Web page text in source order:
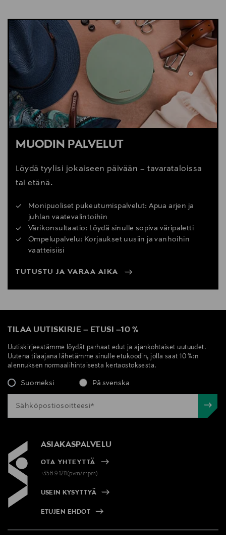
MUODIN PALVELUT
Löydä tyylisi jokaiseen päivään – tavarataloissa
tai etänä.
Monipuoliset pukeutumispalvelut: Apua arjen ja
juhlan vaatevalintoihin
Värikonsultaatio: Löydä sinulle sopiva väripaletti
Ompelupalvelu: Korjaukset uusiin ja vanhoihin
vaatteisiisi
TUTUSTU JA VARAA AIKA
TILAA UUTISKIRJE – ETUSI –10 %
Uutiskirjeestämme löydät parhaat edut ja ajankohtaiset uutuudet.
Uutena tilaajana lähetämme sinulle etukoodin, jolla saat 10 %:n
alennuksen normaalihintaisesta kertaostoksesta.
Suomeksi På svenska
ASIAKASPALVELU
OTA YHTEYTTÄ
+358 9 1211(pvm/mpm)
USEIN KYSYTTYÄ
ETUJEN EHDOT